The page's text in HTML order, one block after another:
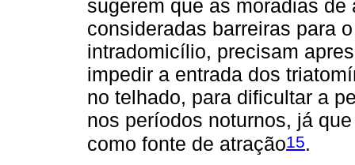
sugerem que as moradias
consideradas barreiras para
intradomicílio, precisam
impedir a entrada dos
no telhado, para dificultar a
nos períodos noturnos, já
como fonte de atração15.